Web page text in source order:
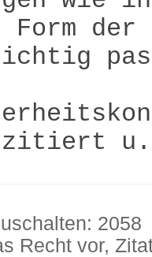
der
zitiert
2058
Recht vor,